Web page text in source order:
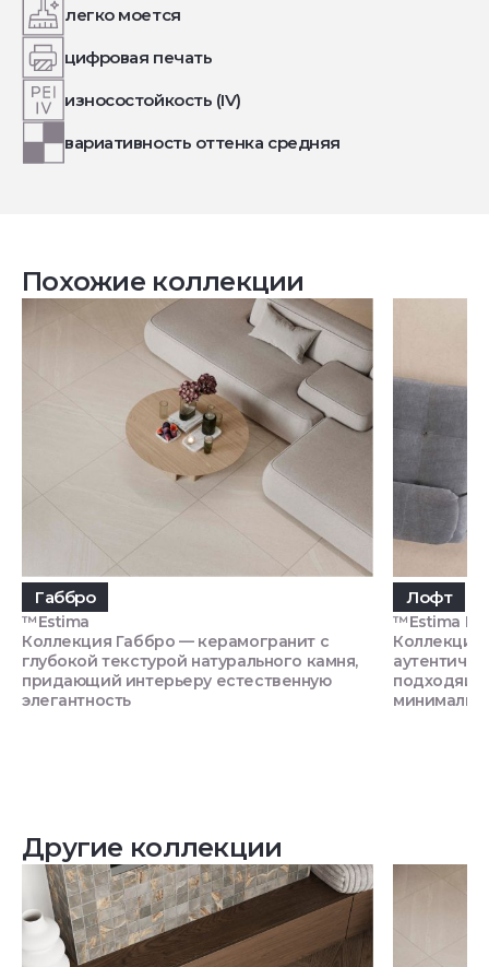
легко моется
цифровая печать
износостойкость (IV)
вариативность оттенка средняя
Похожие коллекции
Габбро
™Estima
Коллекция Габбро — керамогранит с
глубокой текстурой натурального камня,
придающий интерьеру естественную
элегантность
Лофт
™Estima
Коллекция
Другие коллекции